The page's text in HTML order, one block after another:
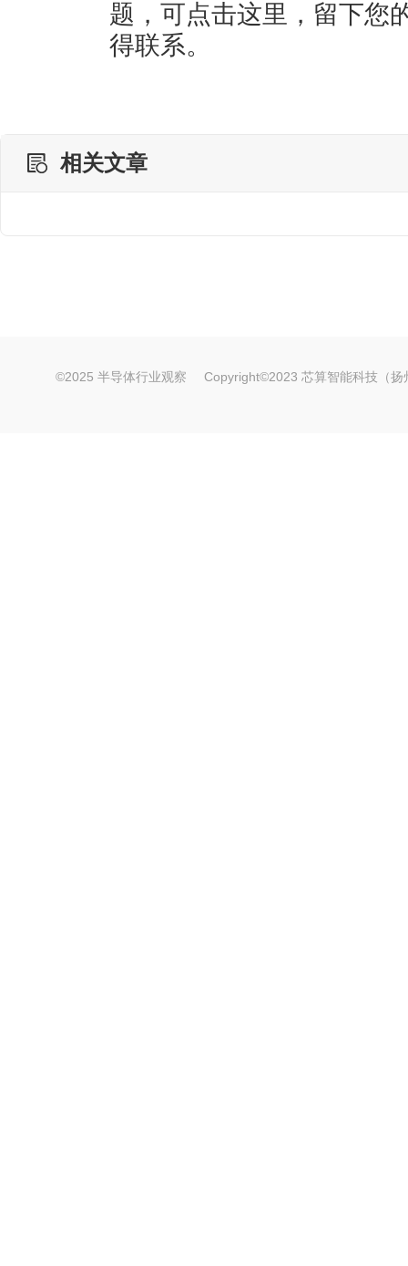
题，可点击这里 ，留下您
得联系。
相关文章
©2025 半导体行业观察 Copyright©2023 芯算智能科技（